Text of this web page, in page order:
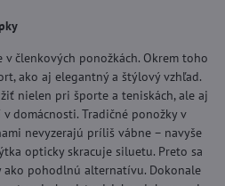
v členkových ponožkách. Okrem toho
ako aj elegantný a štýlový vzhľad.
nielen pri športe a teniskách, ale aj
domácnosti. Tradičné ponožky v
nevyzerajú príliš vábne – navyše
opticky skracuje siluetu. Preto sa
pohodlnú alternatívu. Dokonale